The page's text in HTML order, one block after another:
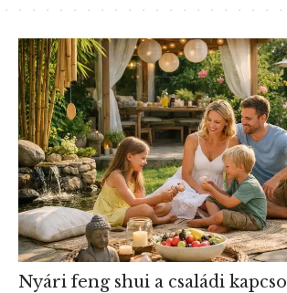
Nyári feng shui a családi